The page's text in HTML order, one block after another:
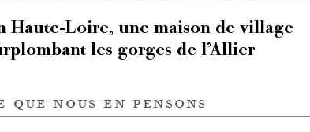
Haute-Loire, une maison de village
les gorges de l’Allier
que nous en pensons